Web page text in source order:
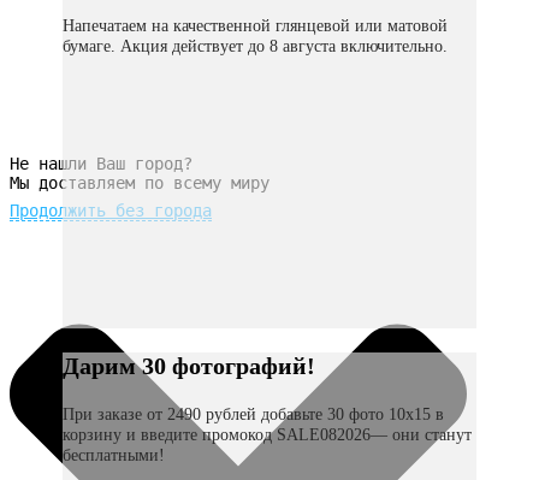
Не нашли Ваш город?
Мы доставляем по всему миру
Продолжить без города
Напечатаем на качественной глянцевой или матовой
бумаге. Акция действует до 8 августа включительно.
Дарим 30 фотографий!
При заказе от 2490 рублей добавьте 30 фото 10х15 в
корзину и введите промокод SALE082026— они станут
бесплатными!